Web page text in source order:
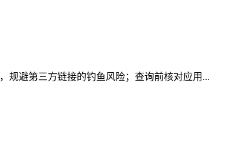
规避第三方链接的钓鱼风险；查询前核对应用...